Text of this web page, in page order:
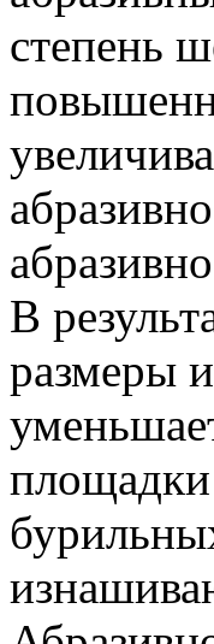
степень
В
размеры